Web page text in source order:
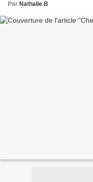
Par Nathalie B